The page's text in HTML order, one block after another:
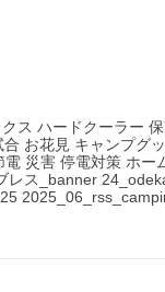
ス ハードクーラー
お花見 キャンプグ
災害 停電対策 ホー
レス_banner